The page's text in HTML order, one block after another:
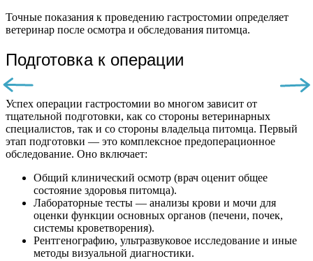
Точные показания к проведению гастростомии определяет
ветеринар после осмотра и обследования питомца.
Подготовка к операции
Успех операции гастростомии во многом зависит от
тщательной подготовки, как со стороны ветеринарных
специалистов, так и со стороны владельца питомца. Первый
этап подготовки — это комплексное предоперационное
обследование. Оно включает:
Общий клинический осмотр (врач оценит общее
состояние здоровья питомца).
Лабораторные тесты — анализы крови и мочи для
оценки функции основных органов (печени, почек,
системы кроветворения).
Рентгенографию, ультразвуковое исследование и иные
методы визуальной диагностики.